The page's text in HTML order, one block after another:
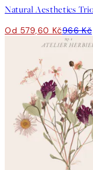
Od 579,60 Kč966 Kč